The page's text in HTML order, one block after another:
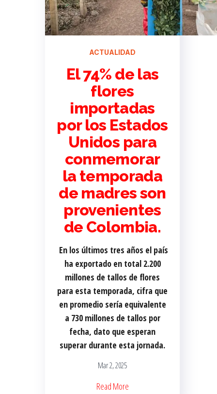
ACTUALIDAD
El 74% de las
flores
importadas
por los Estados
Unidos para
conmemorar
la temporada
de madres son
provenientes
de Colombia.
En los últimos tres años el país
ha exportado en total 2.200
millones de tallos de flores
para esta temporada, cifra que
en promedio sería equivalente
a 730 millones de tallos por
fecha, dato que esperan
superar durante esta jornada.
Mar 2, 2025
Read More